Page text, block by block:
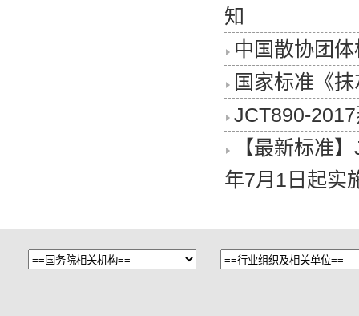
知
中国散协团
国家标准《
JCT890-
【最新标准
年7月1日起实